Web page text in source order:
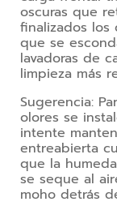
oscuras que
finalizados los
que se
lavadoras de
limpieza más
Sugerencia:
olores se
intente
entreabierta
que la
se seque al
moho detrás